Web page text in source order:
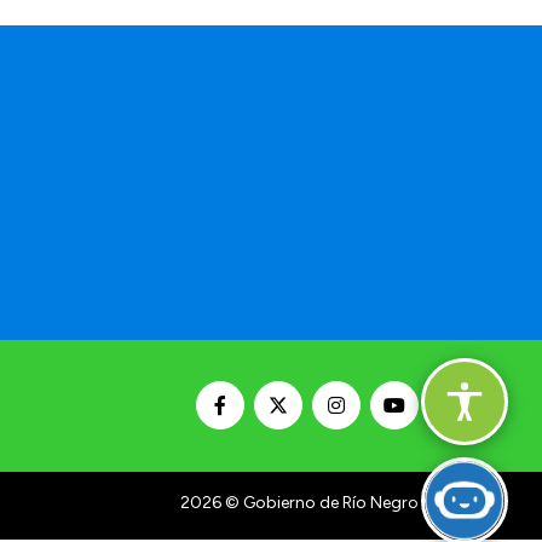
2026© Gobierno de Río Negro